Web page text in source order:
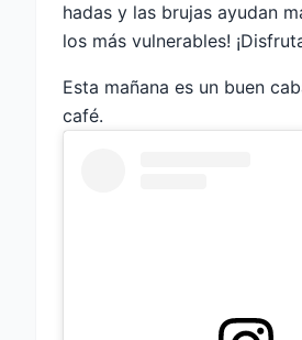
hadas y las brujas ayudan
los más vulnerables!
Esta mañana es un buen
café.